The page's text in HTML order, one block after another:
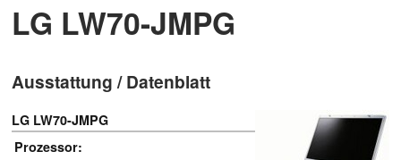
LG LW70-JMPG
Ausstattung / Datenblatt
LG LW70-JMPG
Prozessor